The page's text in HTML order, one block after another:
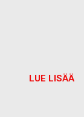
LUE LISÄÄ